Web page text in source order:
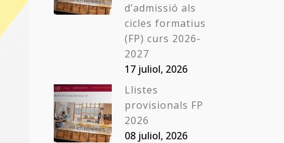
d’admissió als
cicles formatius
(FP) curs 2026-
2027
17 juliol, 2026
Llistes
provisionals FP
2026
08 juliol, 2026